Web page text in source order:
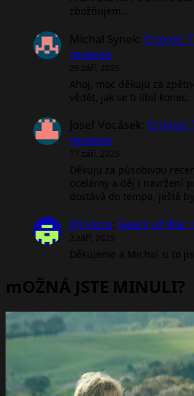
zbožňujem…
Michal Synek: Cronos:
recenze
29 září, 2025
Ahoj, moc děkuju za
vědět, jak se ti líbil konec.
Josef Vocásek: Cronos:
recenze
17 září, 2025
Děkuju za působivou
ocelárny a děj i navržení
dostává do tempa, ještě
Jiří Hora: Gears of War:
2 září, 2025
Děkujeme a Michal si to
mOŽNÁ JSTE MINULI?